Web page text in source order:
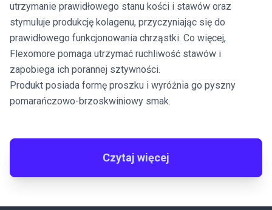
utrzymanie prawidłowego stanu kości i stawów oraz
stymuluje produkcję kolagenu, przyczyniając się do
prawidłowego funkcjonowania chrząstki. Co więcej,
Flexomore pomaga utrzymać ruchliwość stawów i
zapobiega ich porannej sztywności.
Produkt posiada formę proszku i wyróżnia go pyszny
pomarańczowo-brzoskwiniowy smak.
Czytaj więcej